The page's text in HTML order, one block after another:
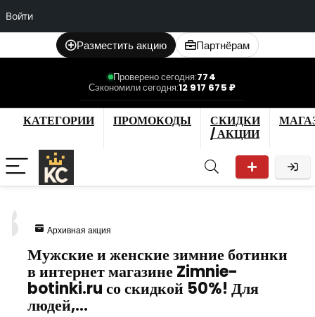
Войти
Разместить акцию Партнёрам
Проверено сегодня:774
Сэкономили сегодня:12 917 675 ₽
КАТЕГОРИИ ПРОМОКОДЫ
СКИДКИ
/ АКЦИИ
Архивная акция
Мужские и женские зимние ботинки
в интернет магазине Zimnie-
botinki.ru со скидкой 50%! Для
людей,…